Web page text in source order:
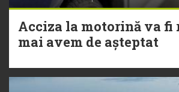
Acciza la motorină va fi
mai avem de așteptat